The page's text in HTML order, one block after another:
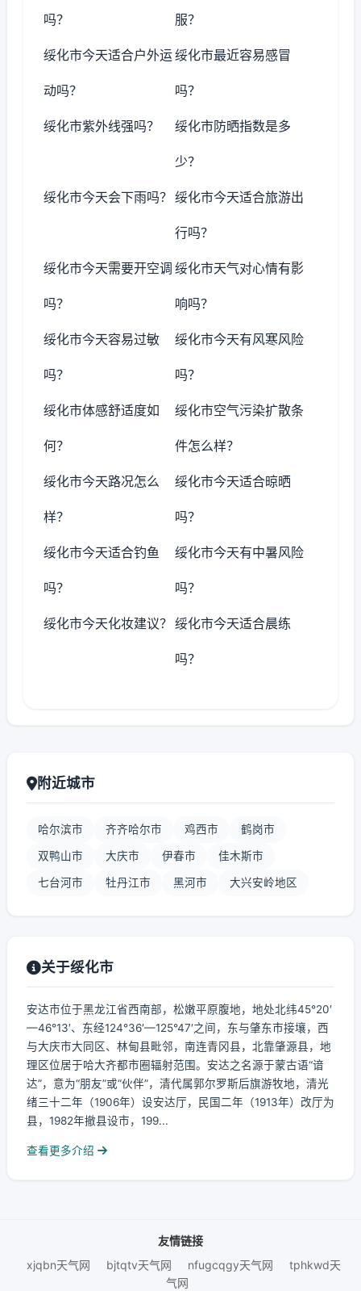
吗？ 服？
绥化市今天适合户外运
动吗？
绥化市最近容易感冒
吗？
绥化市紫外线强吗？ 绥化市防晒指数是多
少？
绥化市今天会下雨吗？ 绥化市今天适合旅游出
行吗？
绥化市今天需要开空调
吗？
绥化市天气对心情有影
响吗？
绥化市今天容易过敏
吗？
绥化市今天有风寒风险
吗？
绥化市体感舒适度如
何？
绥化市空气污染扩散条
件怎么样？
绥化市今天路况怎么
样？
绥化市今天适合晾晒
吗？
绥化市今天适合钓鱼
吗？
绥化市今天有中暑风险
吗？
绥化市今天化妆建议？ 绥化市今天适合晨练
吗？
附近城市
哈尔滨市 齐齐哈尔市 鸡西市 鹤岗市
双鸭山市 大庆市 伊春市 佳木斯市
七台河市 牡丹江市 黑河市 大兴安岭地区
关于绥化市
安达市位于黑龙江省西南部，松嫩平原腹地，地处北纬45°20′
—46°13′、东经124°36′—125°47′之间，东与肇东市接壤，西
与大庆市大同区、林甸县毗邻，南连青冈县，北靠肇源县，地
理区位居于哈大齐都市圈辐射范围。安达之名源于蒙古语“谙
达”，意为“朋友”或“伙伴”，清代属郭尔罗斯后旗游牧地，清光
绪三十二年（1906年）设安达厅，民国二年（1913年）改厅为
县，1982年撤县设市，199...
查看更多介绍
友情链接
xjqbn天气网
bjtqtv天气网 nfugcqgy天气网
tphkwd天
气网